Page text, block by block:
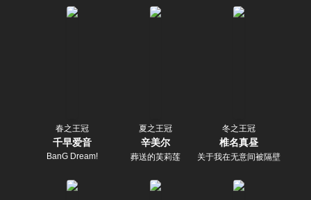
春之王冠
千早爱音
BanG Dream!
夏之王冠
辛美尔
葬送的芙莉莲
冬之王冠
椎名真昼
关于我在无意间被隔壁的天使